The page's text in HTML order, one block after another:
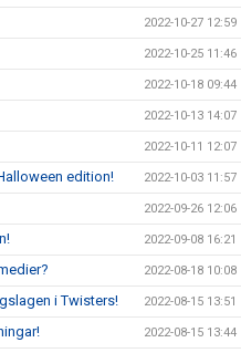
2022-10-27 12:59
2022-10-25 11:46
2022-10-18 09:44
2022-10-13 14:07
2022-10-11 12:07
edition! 2022-10-03 11:57
2022-09-26 12:06
2022-09-08 16:21
2022-08-18 10:08
i Twisters! 2022-08-15 13:51
2022-08-15 13:44